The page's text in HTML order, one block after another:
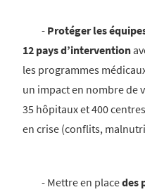
- Protéger les
12 pays d’intervention
les programmes
un impact en nombre de
35 hôpitaux et 400
en crise (conflits,
- Mettre en placedes